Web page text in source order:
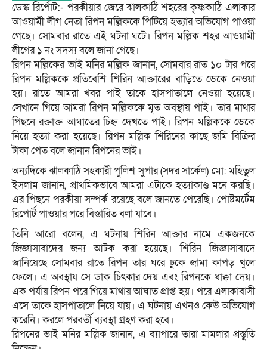
ডেস্ক রির্পোট:- পরকীয়ার জেরে ঝালকাঠি শহরের কৃষ্ণকাঠি এলাকার
আওয়ামী লীগ নেতা রিপন মল্লিককে পিটিয়ে হত্যার অভিযোগ পাওয়া
গেছে। সোমবার রাতে এই ঘটনা ঘটে। রিপন মল্লিক শহর আওয়ামী
লীগের ১ নং সদস্য বলে জানা গেছে।
রিপন মল্লিকের ভাই মনির মল্লিক জানান, সোমবার রাত ১০ টার পরে
রিপন মল্লিককে প্রতিবেশি শিরিন আক্তারের বাড়িতে ডেকে নেওয়া
হয়। রাতে আমরা খবর পাই তাকে হাসপাতালে নেওয়া হয়েছে।
সেখানে গিয়ে আমরা রিপন মল্লিককে মৃত অবস্থায় পাই। তার মাথার
পিছনে রক্তাক্ত আঘাতের চিহ্ন দেখতে পাই। রিপন মল্লিককে ডেকে
নিয়ে হত্যা করা হয়েছে। রিপন মল্লিক শিরিনের কাছে জমি বিক্রির
টাকা পেত বলে জানান রিপনের ভাই।
অন্যদিকে ঝালকাঠি সহকারী পুলিশ সুপার (সদর সার্কেল) মো: মহিতুল
ইসলাম জানান, প্রাথমিকভাবে আমরা এটাকে হত্যাকাণ্ড মনে করছি।
এর পিছনে পরকীয়া সম্পর্ক রয়েছে বলে জানতে পেরেছি। পোষ্টমর্টেম
রিপোর্ট পাওয়ার পরে বিস্তারিত বলা যাবে।
তিনি আরো বলেন, এ ঘটনায় শিরিন আক্তার নামে একজনকে
জিজ্ঞাসাবাদের জন্য আটক করা হয়েছে। শিরিন জিজ্ঞাসাবাদে
জানিয়েছে সোমবার রাতে রিপন তার ঘরে ঢুকে জামা কাপড় খুলে
ফেলে। এ অবস্থায সে ডাক চিৎকার দেয় এবং রিপনকে ধাক্কা দেয়।
এক পর্যায় রিপন পরে গিয়ে মাথায় আঘাত প্রাপ্ত হয়। পরে এলাকাবাসী
এসে তাকে হাসপাতালে নিয়ে যায়। এ ঘটনায় এখনও কেউ অভিযোগ
করেনি। করলে পরবর্তী ব্যবস্থা গ্রহণ করা হবে।
রিপনের ভাই মনির মল্লিক জানান, এ ব্যাপারে তারা মামলার প্রস্তুতি